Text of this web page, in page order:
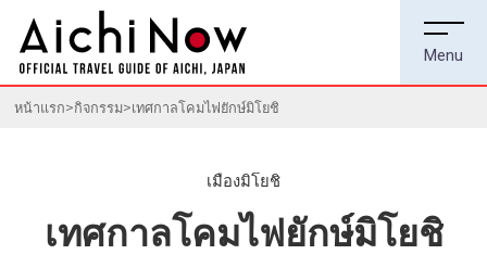
หน้าแรก กิจกรรม เทศกาลโคมไฟยักษ์มิโยชิ
เมืองมิโยชิ
เทศกาลโคมไฟยักษ์มิโยชิ